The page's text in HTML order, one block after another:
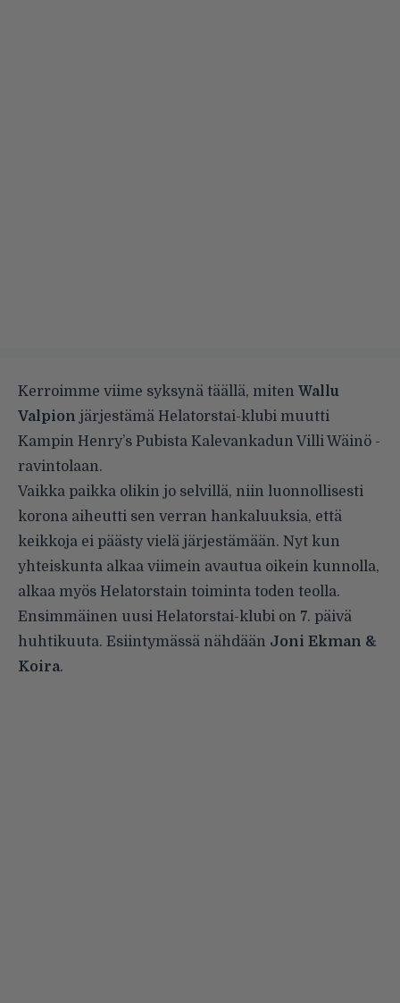
Kerroimme viime syksynä täällä, miten Wallu
Valpion järjestämä Helatorstai-klubi muutti
Kampin Henry’s Pubista Kalevankadun Villi Wäinö -
ravintolaan.
Vaikka paikka olikin jo selvillä, niin luonnollisesti
korona aiheutti sen verran hankaluuksia, että
keikkoja ei päästy vielä järjestämään. Nyt kun
yhteiskunta alkaa viimein avautua oikein kunnolla,
alkaa myös Helatorstain toiminta toden teolla.
Ensimmäinen uusi Helatorstai-klubi on 7. päivä
huhtikuuta. Esiintymässä nähdään Joni Ekman &
Koira.